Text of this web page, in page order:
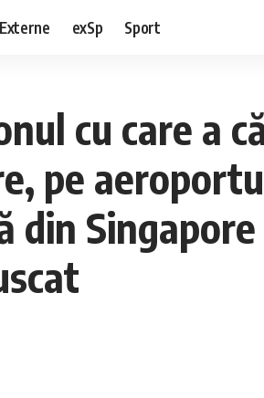
Externe exSp Sport
cu care a
pe
din